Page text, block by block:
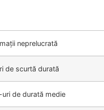
neprelucrată
de scurtă durată
de durată medie